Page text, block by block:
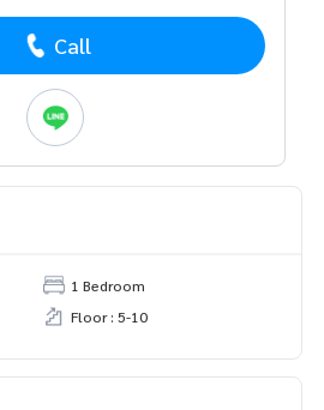
Call
1 Bedroom
Floor : 5-10